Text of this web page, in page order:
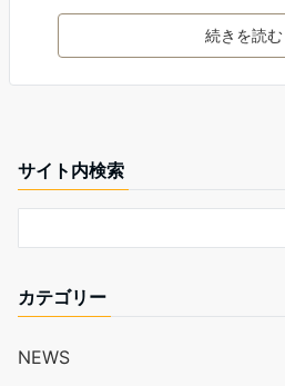
続きを読む
サイト内検索
カテゴリー
NEWS